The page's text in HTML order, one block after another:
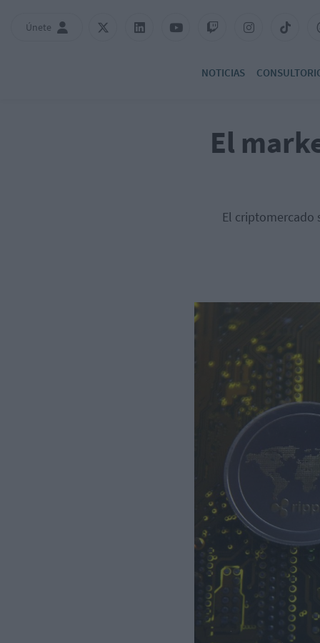
Únete
NOTICIAS
El
El criptomercado